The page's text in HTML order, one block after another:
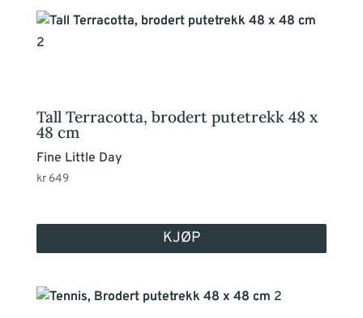
Tall Terracotta, brodert putetrekk 48 x
48 cm
Fine Little Day
kr649
KJØP